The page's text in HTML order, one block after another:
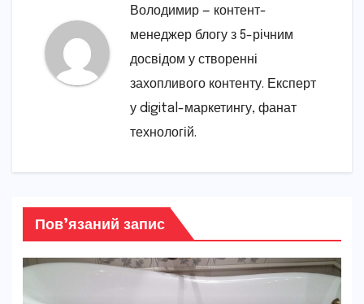
Володимир — контент-
менеджер блогу з 5-річним
досвідом у створенні
захопливого контенту. Експерт
у digital-маркетингу, фанат
технологій.
Пов’язаний запис